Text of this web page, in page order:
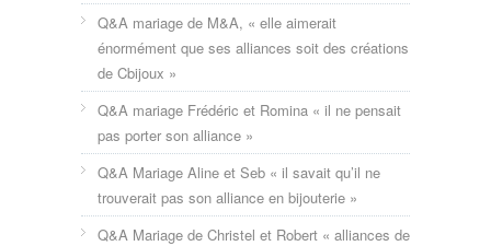
Q&A mariage de M&A, « elle aimerait
énormément que ses alliances soit des créations
de Cbijoux »
Q&A mariage Frédéric et Romina « il ne pensait
pas porter son alliance »
Q&A Mariage Aline et Seb « il savait qu’il ne
trouverait pas son alliance en bijouterie »
Q&A Mariage de Christel et Robert « alliances de